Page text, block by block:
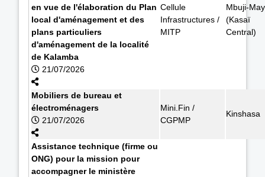
en vue de l'élaboration du Plan
local d'aménagement et des
plans particuliers
d'aménagement de la localité
de Kalamba
21/07/2026
Cellule
Infrastructures /
MITP
Mbuji-
(Kasaï
Central)
Mobiliers de bureau et
électroménagers
21/07/2026
Mini.Fin /
CGPMP
Kinshasa
Assistance technique (firme ou
ONG) pour la mission pour
accompagner le ministère